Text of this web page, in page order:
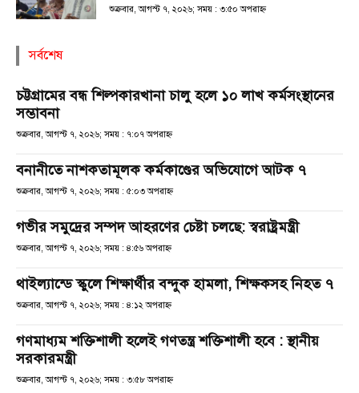
শুক্রবার, আগস্ট ৭, ২০২৬; সময় : ৩:৫০ অপরাহ্ণ
সর্বশেষ
চট্টগ্রামের বন্ধ শিল্পকারখানা চালু হলে ১০ লাখ কর্মসংস্থানের
সম্ভাবনা
শুক্রবার, আগস্ট ৭, ২০২৬; সময় : ৭:০৭ অপরাহ্ণ
বনানীতে নাশকতামূলক কর্মকাণ্ডের অভিযোগে আটক ৭
শুক্রবার, আগস্ট ৭, ২০২৬; সময় : ৫:০৩ অপরাহ্ণ
গভীর সমুদ্রের সম্পদ আহরণের চেষ্টা চলছে: স্বরাষ্ট্রমন্ত্রী
শুক্রবার, আগস্ট ৭, ২০২৬; সময় : ৪:৫৬ অপরাহ্ণ
থাইল্যান্ডে স্কুলে শিক্ষার্থীর বন্দুক হামলা, শিক্ষকসহ নিহত ৭
শুক্রবার, আগস্ট ৭, ২০২৬; সময় : ৪:১২ অপরাহ্ণ
গণমাধ্যম শক্তিশালী হলেই গণতন্ত্র শক্তিশালী হবে : স্থানীয়
সরকারমন্ত্রী
শুক্রবার, আগস্ট ৭, ২০২৬; সময় : ৩:৫৮ অপরাহ্ণ